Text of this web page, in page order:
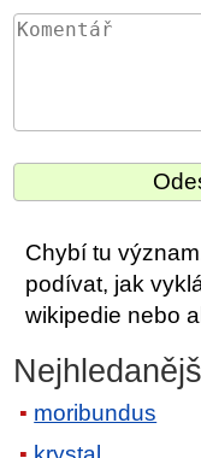
Chybí tu
podívat, jak
wikipedie nebo
moribundus